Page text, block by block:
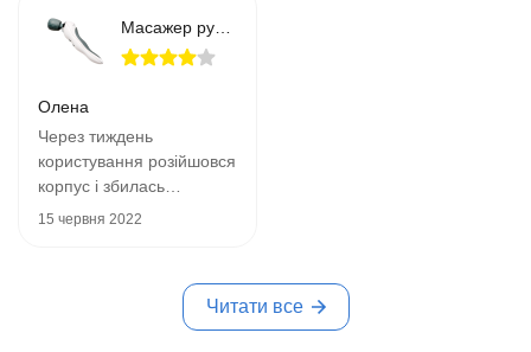
Олена
Через тиждень
користування розійшовся
корпус і збилась
швидкість.Перемикається
15 червня 2022
Читати все